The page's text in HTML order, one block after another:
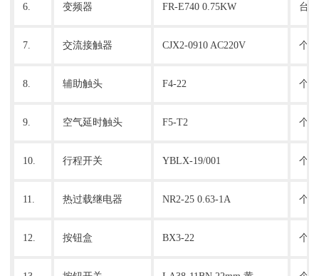
6. 变频器 FR-E740 0.75KW 台
7. 交流接触器 CJX2-0910 AC220V 个
8. 辅助触头 F4-22 个
9. 空气延时触头 F5-T2 个
10. 行程开关 YBLX-19/001 个
11. 热过载继电器 NR2-25 0.63-1A 个
12. 按钮盒 BX3-22 个